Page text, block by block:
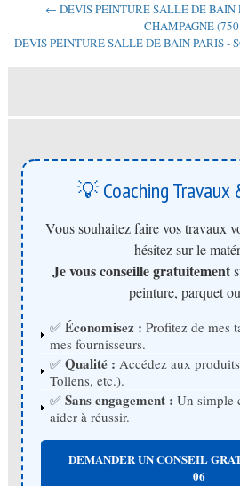
← DEVIS PEINTURE SALLE DE BAIN
CHAMPAGNE
DEVIS PEINTURE SALLE DE BAIN PARIS -
💡 Coaching Travaux
Vous souhaitez faire vos travaux
hésitez sur le
Je vous conseille gratuitement
peinture, parquet
✅ Économisez : Profitez de mes
mes fournisseurs.
✅ Qualité : Accédez aux
Tollens, etc.).
✅ Sans engagement : Un simple
aider à réussir.
DEMANDER UN CONSEIL
06